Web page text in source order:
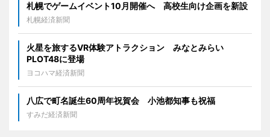
札幌でゲームイベント10月開催へ 高校生向け企画を新設
札幌経済新聞
火星を旅するVR体験アトラクション みなとみらい
PLOT48に登場
ヨコハマ経済新聞
八広で町名誕生60周年祝賀会 小池都知事も祝福
すみだ経済新聞